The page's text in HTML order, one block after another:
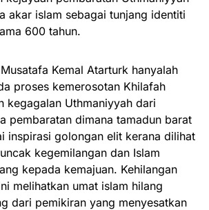
akar islam sebagai tunjang identiti
600 tahun.
Kemal Atarturk hanyalah
proses kemerosotan Khilafah
kegagalan Uthmaniyyah dari
pembaratan dimana tamadun barat
inspirasi golongan elit kerana dilihat
kegemilangan dan Islam
kepada kemajuan. Kehilangan
melihatkan umat islam hilang
dari pemikiran yang menyesatkan